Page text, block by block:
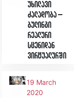
უხილავი
ძალადობა –
ბულინგი
რეალური
სცენიდან
ვირტუალურში
19 March
2020